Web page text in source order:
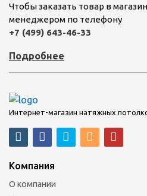
Чтобы заказать товар в
менеджером по телефону
+7 (499) 643-46-33
Подробнее
Интернет-магазин натяжных
Компания
О компании